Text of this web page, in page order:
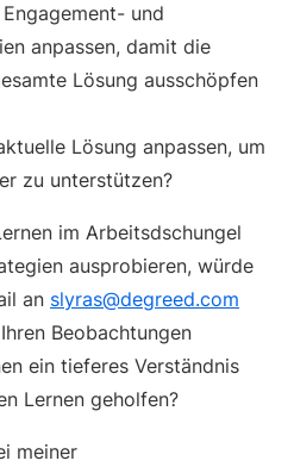
und
anpassen, damit die
Lösung ausschöpfen
Lösung anpassen, um
zu unterstützen?
im Arbeitsdschungel
ausprobieren, würde
an slyras@degreed.com
Beobachtungen
ein tieferes Verständnis
Lernen geholfen?
meiner